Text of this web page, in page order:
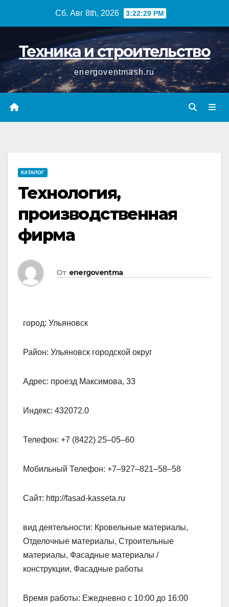
Сб. Авг 8th, 2026 3:22:29 PM
Техника и строительство
energoventmash.ru
КАТАЛОГ
Технология,
производственная
фирма
От energoventma
город: Ульяновск
Район: Ульяновск городской округ
Адрес: проезд Максимова, 33
Индекс: 432072.0
Телефон: +7 (8422) 25‒05‒60
Мобильный Телефон: +7‒927‒821‒58‒58
Сайт: http://fasad-kasseta.ru
вид деятельности: Кровельные материалы,
Отделочные материалы, Строительные
материалы, Фасадные материалы /
конструкции, Фасадные работы
Время работы: Ежедневно с 10:00 до 16:00